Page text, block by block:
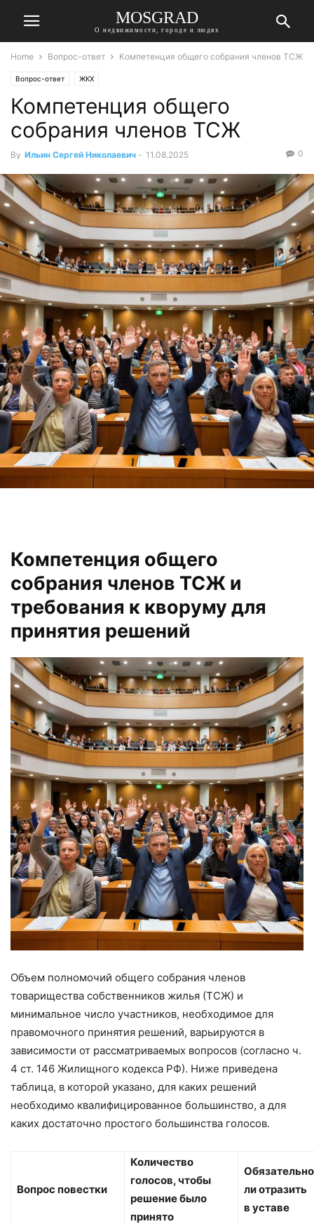
MOSGRAD
О недвижимости, городе и людях
Home Вопрос-ответ Компетенция общего собрания членов ТСЖ
Вопрос-ответ ЖКХ
Компетенция общего
собрания членов ТСЖ
By Ильин Сергей Николаевич - 11.08.2025 0
Компетенция общего
собрания членов ТСЖ и
требования к кворуму для
принятия решений
Объем полномочий общего собрания членов
товарищества собственников жилья (ТСЖ) и
минимальное число участников, необходимое для
правомочного принятия решений, варьируются в
зависимости от рассматриваемых вопросов (согласно ч.
4 ст. 146 Жилищного кодекса РФ). Ниже приведена
таблица, в которой указано, для каких решений
необходимо квалифицированное большинство, а для
каких достаточно простого большинства голосов.
Вопрос повестки
Количество
голосов, чтобы
решение было
принято
Обязательно
ли отразить
в уставе